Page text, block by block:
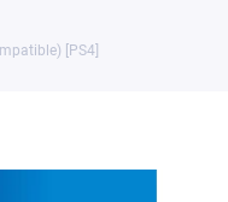
[PS4]